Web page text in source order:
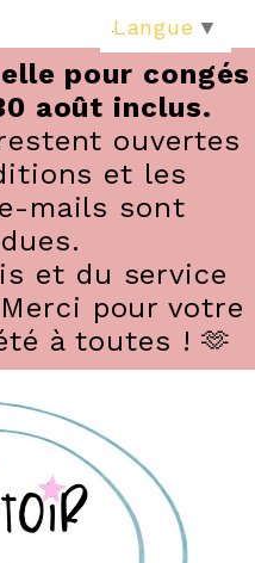
pour congés
août inclus.
ouvertes
et les
mails sont
et du service
pour votre
à toutes ! 🫶
Langue ▼